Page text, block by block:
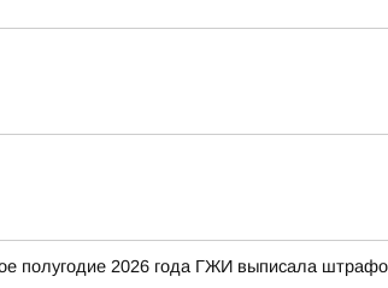
полугодие 2026 года ГЖИ выписала